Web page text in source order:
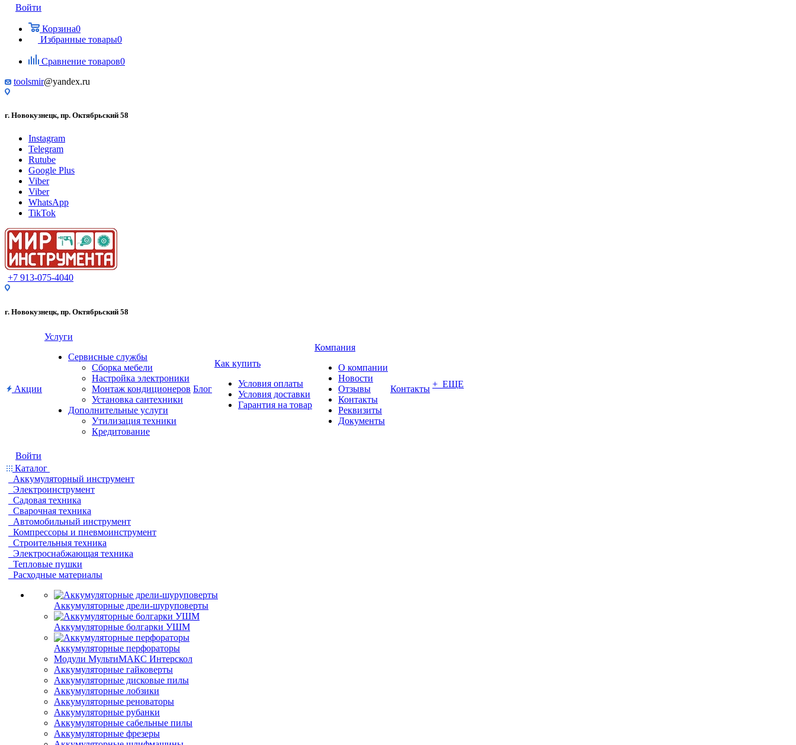
Войти
Корзина0
Избранные товары0
Сравнение товаров0
toolsmir@yandex.ru
г. Новокузнецк, пр. Октябрьский 58
Instagram
Telegram
Rutube
Google Plus
Viber
Viber
WhatsApp
TikTok
+7 913-075-4040
г. Новокузнецк, пр. Октябрьский 58
Акции
Услуги
Сервисные службы
Сборка мебели
Настройка электроники
Монтаж кондиционеров
Установка сантехники
Дополнительные услуги
Утилизация техники
Кредитование
Блог
Как купить
Условия оплаты
Условия доставки
Гарантия на товар
Компания
О компании
Новости
Отзывы
Контакты
Реквизиты
Документы
Контакты + ЕЩЕ
Войти
Каталог
Аккумуляторный инструмент
Электроинструмент
Садовая техника
Сварочная техника
Автомобильный инструмент
Компрессоры и пневмоинструмент
Строительныя техника
Электроснабжающая техника
Тепловые пушки
Расходные материалы
Аккумуляторные дрели-шуруповерты
Аккумуляторные болгарки УШМ
Аккумуляторные перфораторы
Модули МультиМАКС Интерскол
Аккумуляторные гайковерты
Аккумуляторные дисковые пилы
Аккумуляторные лобзики
Аккумуляторные реноваторы
Аккумуляторные рубанки
Аккумуляторные сабельные пилы
Аккумуляторные фрезеры